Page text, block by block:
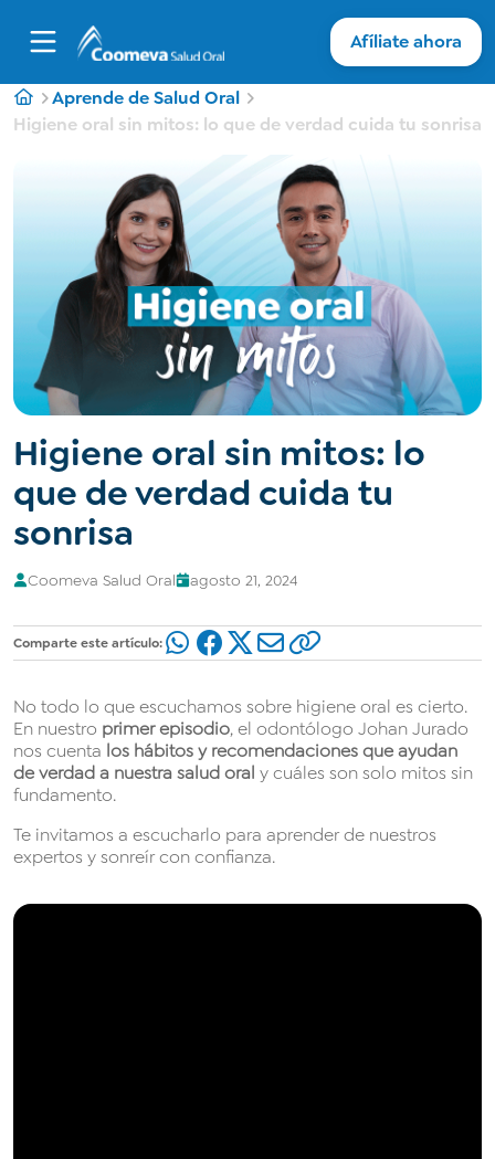
Afíliate ahora
Aprende de Salud Oral
Higiene oral sin mitos: lo que de verdad cuida tu sonrisa
Higiene oral sin mitos: lo
que de verdad cuida tu
sonrisa
Coomeva Salud Oral agosto 21, 2024
Comparte este artículo:
No todo lo que escuchamos sobre higiene oral es cierto.
En nuestro primer episodio, el odontólogo Johan Jurado
nos cuenta los hábitos y recomendaciones que ayudan
de verdad a nuestra salud oral y cuáles son solo mitos sin
fundamento.
Te invitamos a escucharlo para aprender de nuestros
expertos y sonreír con confianza.